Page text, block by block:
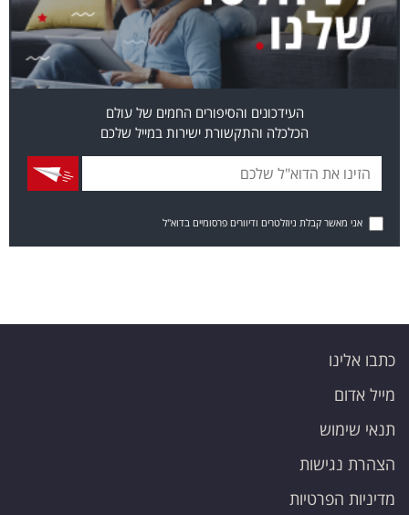
העידכונים והסיפורים החמים של עולם
הכלכלה והתקשורת ישירות במייל שלכם
אני מאשר קבלת ניוזלטרים ודיוורים פרסומיים בדוא"ל
כתבו אלינו
מייל אדום
תנאי שימוש
הצהרת נגישות
מדיניות הפרטיות